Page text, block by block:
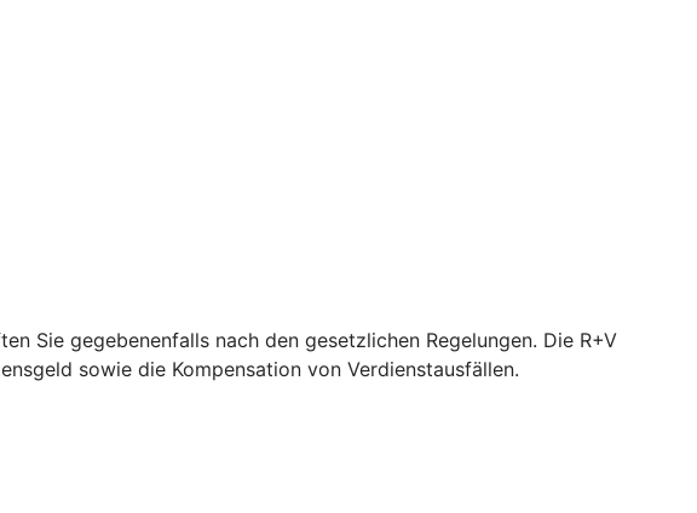
Sie gegebenenfalls nach den gesetzlichen Regelungen. Die R+V
sowie die Kompensation von Verdienstausfällen.